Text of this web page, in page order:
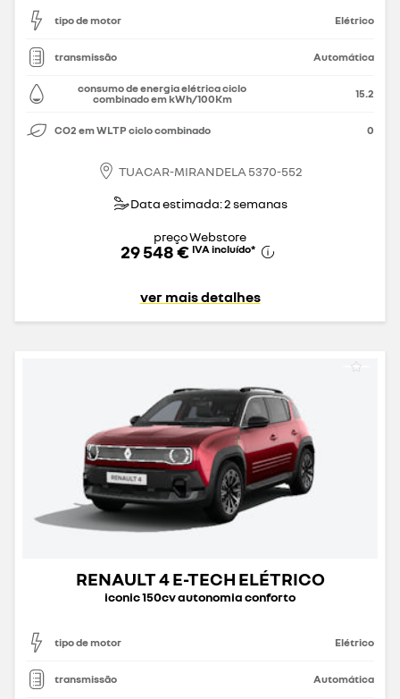
tipo de motor Elétrico
transmissão Automática
consumo de energia elétrica ciclo
combinado em kWh/100Km
15.2
CO2 em WLTP ciclo combinado 0
TUACAR-MIRANDELA 5370-552
Data estimada: 2 semanas
preço Webstore
29 548 € IVA incluído*
ver mais detalhes
RENAULT 4 E-TECH ELÉTRICO
iconic 150cv autonomia conforto
tipo de motor Elétrico
transmissão Automática